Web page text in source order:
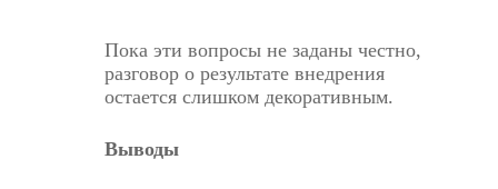
Пока эти вопросы не заданы честно,
разговор о результате внедрения
остается слишком декоративным.
Выводы